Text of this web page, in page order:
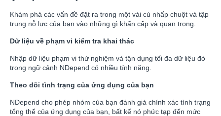
Khám phá các vấn đề đặt ra trong một vài cú nhấp chuột và tập
trung nỗ lực của bạn vào những gì khẩn cấp và quan trọng.
Dữ liệu về phạm vi kiểm tra khai thác
Nhập dữ liệu phạm vi thử nghiệm và tận dụng tối đa dữ liệu đó
trong ngữ cảnh NDepend có nhiều tính năng.
Theo dõi tình trạng của ứng dụng của bạn
NDepend cho phép nhóm của bạn đánh giá chính xác tình trạng
tổng thể của ứng dụng của bạn, bất kể nó phức tạp đến mức